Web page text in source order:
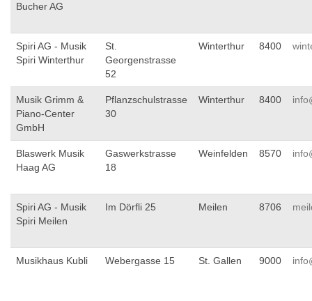
Bucher AG
Spiri AG - Musik
Spiri Winterthur
St.
Georgenstrasse
52
Winterthur 8400
Musik Grimm &
Piano-Center
GmbH
Pflanzschulstrasse
30
Winterthur 8400
Blaswerk Musik
Haag AG
Gaswerkstrasse
18
Weinfelden 8570
Spiri AG - Musik
Spiri Meilen
Im Dörfli 25 Meilen 8706
Musikhaus Kubli Webergasse 15 St. Gallen 9000